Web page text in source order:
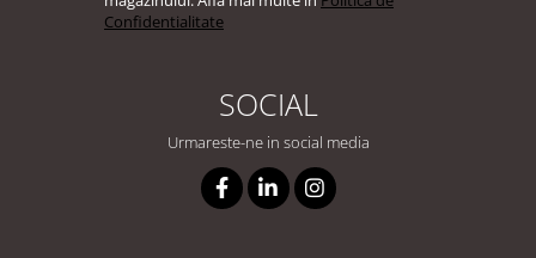
Confidentialitate
SOCIAL
Urmareste-ne in social media